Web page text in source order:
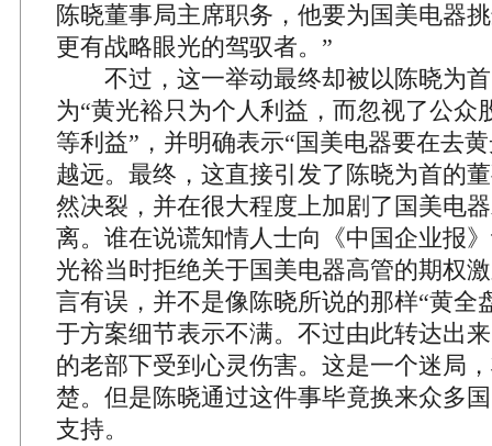
陈晓董事局主席职务，他要为国美电器
更有战略眼光的驾驭者。”
不过，这一举动最终却被以陈晓为首
为“黄光裕只为个人利益，而忽视了公众
等利益”，并明确表示“国美电器要在去
越远。最终，这直接引发了陈晓为首的
然决裂，并在很大程度上加剧了国美电
离。谁在说谎知情人士向《中国企业报
光裕当时拒绝关于国美电器高管的期权
言有误，并不是像陈晓所说的那样“黄全
于方案细节表示不满。不过由此转达出
的老部下受到心灵伤害。这是一个迷局
楚。但是陈晓通过这件事毕竟换来众多
支持。